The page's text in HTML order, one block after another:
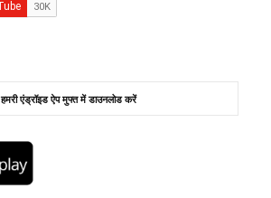
हमरी एंड्रॉइड ऐप मुफ्त में डाउनलोड करें